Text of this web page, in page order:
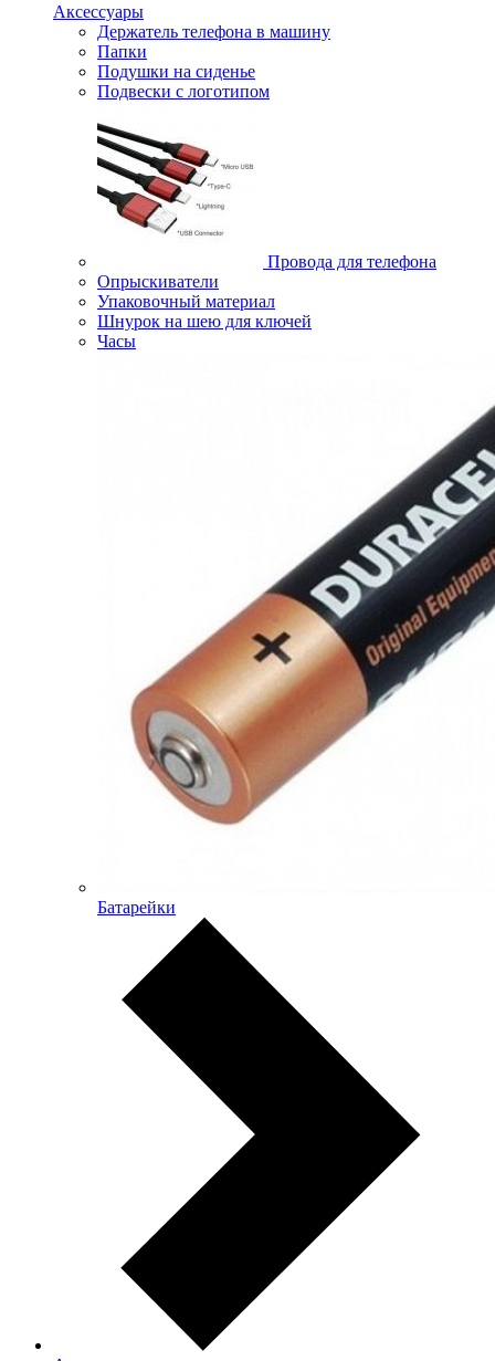
Аксессуары
Держатель телефона в машину
Папки
Подушки на сиденье
Подвески с логотипом
Провода для телефона
Опрыскиватели
Упаковочный материал
Шнурок на шею для ключей
Часы
Батарейки